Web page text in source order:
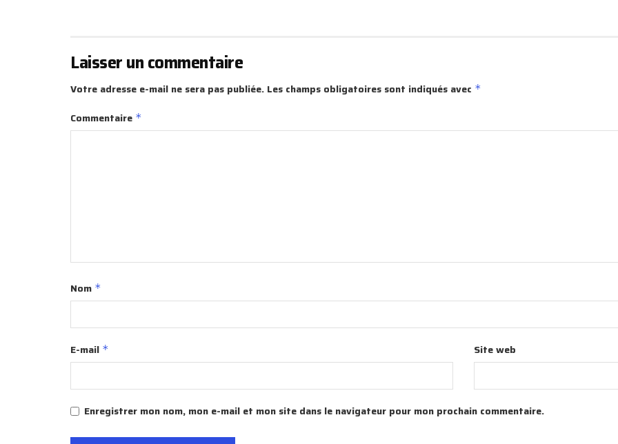
Laisser un commentaire
Votre adresse e-mail ne sera pas publiée. Les champs obligatoires sont indiqués avec *
Commentaire *
Nom *
E-mail * Site web
Enregistrer mon nom, mon e-mail et mon site dans le navigateur pour mon prochain commentaire.